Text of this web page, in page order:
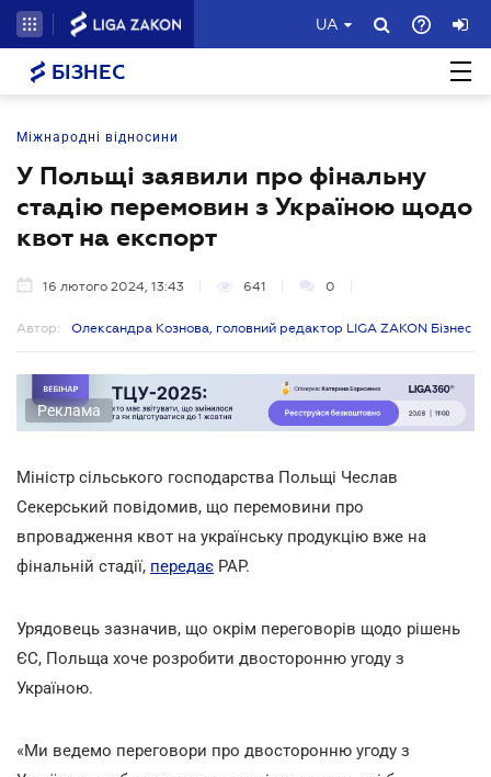
UA
БІЗНЕС
Міжнародні відносини
У Польщі заявили про фінальну
стадію перемовин з Україною щодо
квот на експорт
16 лютого 2024, 13:43 641 0
Автор: Олександра Кознова, головний редактор LIGA ZAKON Бізнес
Реклама
Міністр сільського господарства Польщі Чеслав
Секерський повідомив, що перемовини про
впровадження квот на українську продукцію вже на
фінальній стадії, передає PAP.
Урядовець зазначив, що окрім переговорів щодо рішень
ЄС, Польща хоче розробити двосторонню угоду з
Україною.
«Ми ведемо переговори про двосторонню угоду з